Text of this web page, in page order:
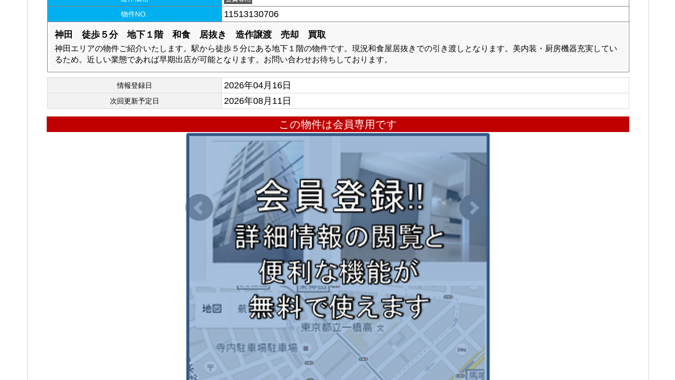
物件NO.
11513130706
神田 徒歩５分 地下１階 和食 居抜き 造作譲渡 売却 買取
神田エリアの物件ご紹介いたします。駅から徒歩５分にある地下１階の物件です。現況和食屋居抜きでの引き渡しとなります。美内装・厨房機器充実してい
るため。近しい業態であれば早期出店が可能となります。お問い合わせお待ちしております。
情報登録日 2026年04月16日
次回更新予定日 2026年08月11日
この物件は会員専用です